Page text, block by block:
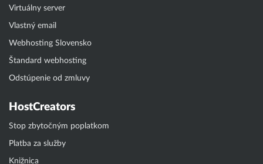
Virtuálny server
Vlastný email
Webhosting Slovensko
Štandard webhosting
Odstúpenie od zmluvy
HostCreators
Stop zbytočným poplatkom
Platba za služby
Knižnica